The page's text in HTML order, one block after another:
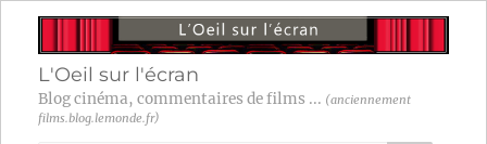
L'Oeil sur l'écran
Blog cinéma, commentaires de films ... (anciennement
films.blog.lemonde.fr)